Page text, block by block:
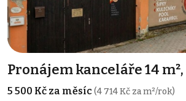
Pronájem kanceláře 14
5 500 Kč za měsíc(4 714 Kč za m²/rok)